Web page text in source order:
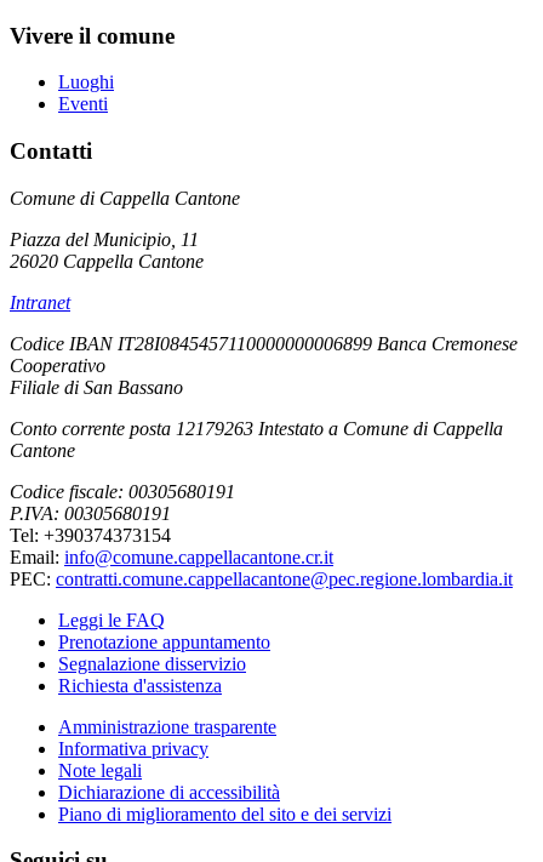
Vivere il comune
Luoghi
Eventi
Contatti
Comune di Cappella Cantone
Piazza del Municipio, 11
26020 Cappella Cantone
Intranet
Codice IBAN IT28I0845457110000000006899 Banca Cremonese
Cooperativo
Filiale di San Bassano
Conto corrente posta 12179263 Intestato a Comune di Cappella
Cantone
Codice fiscale: 00305680191
P.IVA: 00305680191
Tel: +390374373154
Email: info@comune.cappellacantone.cr.it
PEC: contratti.comune.cappellacantone@pec.regione.lombardia.it
Leggi le FAQ
Prenotazione appuntamento
Segnalazione disservizio
Richiesta d'assistenza
Amministrazione trasparente
Informativa privacy
Note legali
Dichiarazione di accessibilità
Piano di miglioramento del sito e dei servizi